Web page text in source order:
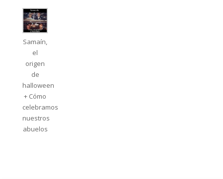
Samaín,
el
origen
de
halloween
+ Cómo
celebramos
nuestros
abuelos